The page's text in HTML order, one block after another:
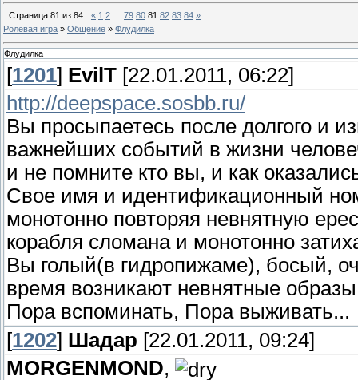
Страница 81 из 84 « 1 2 79 80 81 82 83 84 »
Ролевая игра » Общение » Флудилка
Флудилка
[1201] EvilT [22.01.2011, 06:22]
http://deepspace.sosbb.ru/
Вы просыпаетесь после долгого и
важнейших событий в жизни
и не помните кто вы, и как
Свое имя и идентификационный
монотонно повторяя невнятную
корабля сломана и монотонно
Вы голый(в гидропижаме), босый,
время возникают невнятные
Пора вспоминать, Пора выживать...
[1202] Шадар [22.01.2011, 09:24]
MORGENMOND,